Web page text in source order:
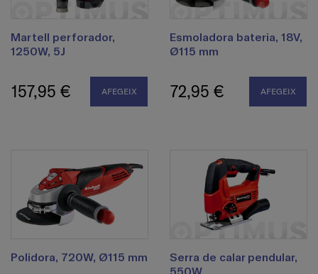
Martell perforador,
1250W, 5J
157,95 € AFEGEIX
Esmoladora bateria, 18V,
Ø115 mm
72,95 € AFEGEIX
Polidora, 720W, Ø115 mm
Serra de calar pendular,
550W